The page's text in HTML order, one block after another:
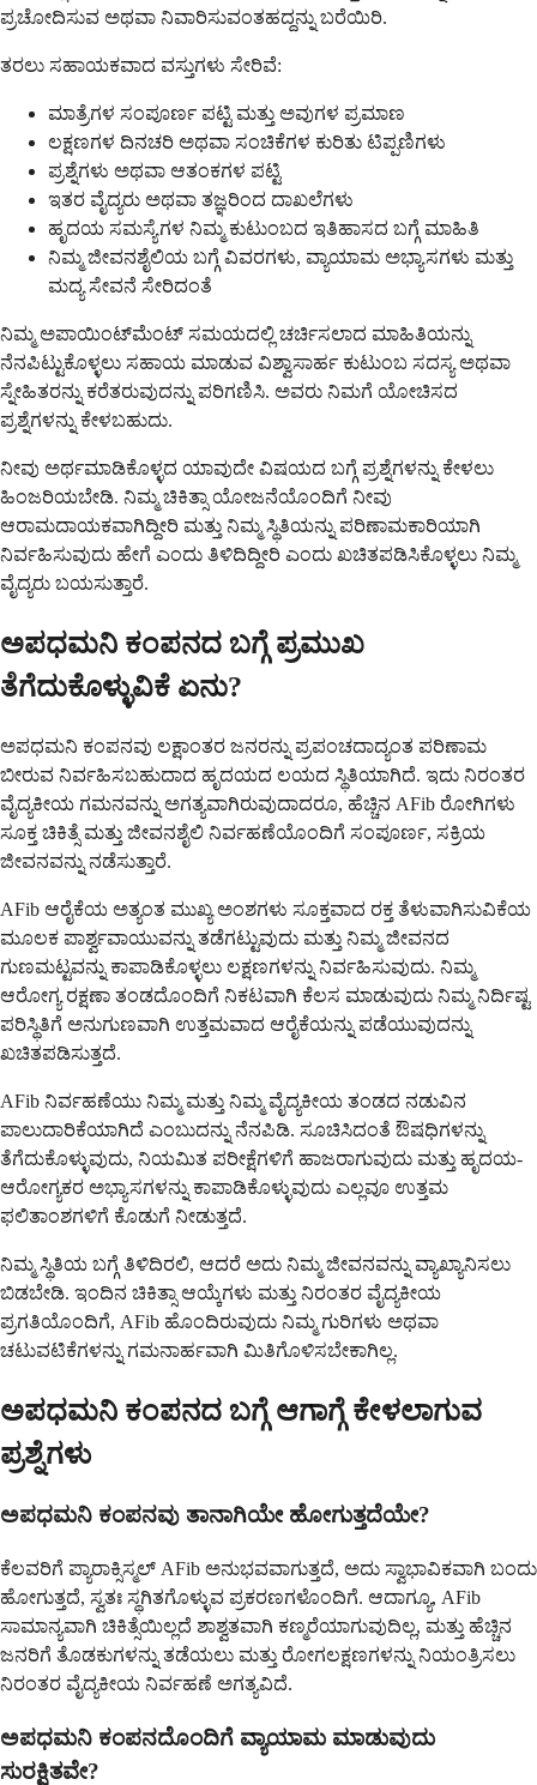
ಪ್ರಚೋದಿಸುವ ಅಥವಾ ನಿವಾರಿಸುವಂತಹದ್ದನ್ನು ಬರೆಯಿರಿ.
ತರಲು ಸಹಾಯಕವಾದ ವಸ್ತುಗಳು ಸೇರಿವೆ:
ಮಾತ್ರೆಗಳ ಸಂಪೂರ್ಣ ಪಟ್ಟಿ ಮತ್ತು ಅವುಗಳ ಪ್ರಮಾಣ
ಲಕ್ಷಣಗಳ ದಿನಚರಿ ಅಥವಾ ಸಂಚಿಕೆಗಳ ಕುರಿತು ಟಿಪ್ಪಣಿಗಳು
ಪ್ರಶ್ನೆಗಳು ಅಥವಾ ಆತಂಕಗಳ ಪಟ್ಟಿ
ಇತರ ವೈದ್ಯರು ಅಥವಾ ತಜ್ಞರಿಂದ ದಾಖಲೆಗಳು
ಹೃದಯ ಸಮಸ್ಯೆಗಳ ನಿಮ್ಮ ಕುಟುಂಬದ ಇತಿಹಾಸದ ಬಗ್ಗೆ ಮಾಹಿತಿ
ನಿಮ್ಮ ಜೀವನಶೈಲಿಯ ಬಗ್ಗೆ ವಿವರಗಳು, ವ್ಯಾಯಾಮ ಅಭ್ಯಾಸಗಳು ಮತ್ತು
ಮದ್ಯ ಸೇವನೆ ಸೇರಿದಂತೆ
ನಿಮ್ಮ ಅಪಾಯಿಂಟ್‌ಮೆಂಟ್ ಸಮಯದಲ್ಲಿ ಚರ್ಚಿಸಲಾದ ಮಾಹಿತಿಯನ್ನು
ನೆನಪಿಟ್ಟುಕೊಳ್ಳಲು ಸಹಾಯ ಮಾಡುವ ವಿಶ್ವಾಸಾರ್ಹ ಕುಟುಂಬ ಸದಸ್ಯ ಅಥವಾ
ಸ್ನೇಹಿತರನ್ನು ಕರೆತರುವುದನ್ನು ಪರಿಗಣಿಸಿ. ಅವರು ನಿಮಗೆ ಯೋಚಿಸದ
ಪ್ರಶ್ನೆಗಳನ್ನು ಕೇಳಬಹುದು.
ನೀವು ಅರ್ಥಮಾಡಿಕೊಳ್ಳದ ಯಾವುದೇ ವಿಷಯದ ಬಗ್ಗೆ ಪ್ರಶ್ನೆಗಳನ್ನು ಕೇಳಲು
ಹಿಂಜರಿಯಬೇಡಿ. ನಿಮ್ಮ ಚಿಕಿತ್ಸಾ ಯೋಜನೆಯೊಂದಿಗೆ ನೀವು
ಆರಾಮದಾಯಕವಾಗಿದ್ದೀರಿ ಮತ್ತು ನಿಮ್ಮ ಸ್ಥಿತಿಯನ್ನು ಪರಿಣಾಮಕಾರಿಯಾಗಿ
ನಿರ್ವಹಿಸುವುದು ಹೇಗೆ ಎಂದು ತಿಳಿದಿದ್ದೀರಿ ಎಂದು ಖಚಿತಪಡಿಸಿಕೊಳ್ಳಲು ನಿಮ್ಮ
ವೈದ್ಯರು ಬಯಸುತ್ತಾರೆ.
ಅಪಧಮನಿ ಕಂಪನದ ಬಗ್ಗೆ ಪ್ರಮುಖ
ತೆಗೆದುಕೊಳ್ಳುವಿಕೆ ಏನು?
ಅಪಧಮನಿ ಕಂಪನವು ಲಕ್ಷಾಂತರ ಜನರನ್ನು ಪ್ರಪಂಚದಾದ್ಯಂತ ಪರಿಣಾಮ
ಬೀರುವ ನಿರ್ವಹಿಸಬಹುದಾದ ಹೃದಯದ ಲಯದ ಸ್ಥಿತಿಯಾಗಿದೆ. ಇದು ನಿರಂತರ
ವೈದ್ಯಕೀಯ ಗಮನವನ್ನು ಅಗತ್ಯವಾಗಿರುವುದಾದರೂ, ಹೆಚ್ಚಿನ AFib ರೋಗಿಗಳು
ಸೂಕ್ತ ಚಿಕಿತ್ಸೆ ಮತ್ತು ಜೀವನಶೈಲಿ ನಿರ್ವಹಣೆಯೊಂದಿಗೆ ಸಂಪೂರ್ಣ, ಸಕ್ರಿಯ
ಜೀವನವನ್ನು ನಡೆಸುತ್ತಾರೆ.
AFib ಆರೈಕೆಯ ಅತ್ಯಂತ ಮುಖ್ಯ ಅಂಶಗಳು ಸೂಕ್ತವಾದ ರಕ್ತ ತೆಳುವಾಗಿಸುವಿಕೆಯ
ಮೂಲಕ ಪಾರ್ಶ್ವವಾಯುವನ್ನು ತಡೆಗಟ್ಟುವುದು ಮತ್ತು ನಿಮ್ಮ ಜೀವನದ
ಗುಣಮಟ್ಟವನ್ನು ಕಾಪಾಡಿಕೊಳ್ಳಲು ಲಕ್ಷಣಗಳನ್ನು ನಿರ್ವಹಿಸುವುದು. ನಿಮ್ಮ
ಆರೋಗ್ಯ ರಕ್ಷಣಾ ತಂಡದೊಂದಿಗೆ ನಿಕಟವಾಗಿ ಕೆಲಸ ಮಾಡುವುದು ನಿಮ್ಮ ನಿರ್ದಿಷ್ಟ
ಪರಿಸ್ಥಿತಿಗೆ ಅನುಗುಣವಾಗಿ ಉತ್ತಮವಾದ ಆರೈಕೆಯನ್ನು ಪಡೆಯುವುದನ್ನು
ಖಚಿತಪಡಿಸುತ್ತದೆ.
AFib ನಿರ್ವಹಣೆಯು ನಿಮ್ಮ ಮತ್ತು ನಿಮ್ಮ ವೈದ್ಯಕೀಯ ತಂಡದ ನಡುವಿನ
ಪಾಲುದಾರಿಕೆಯಾಗಿದೆ ಎಂಬುದನ್ನು ನೆನಪಿಡಿ. ಸೂಚಿಸಿದಂತೆ ಔಷಧಿಗಳನ್ನು
ತೆಗೆದುಕೊಳ್ಳುವುದು, ನಿಯಮಿತ ಪರೀಕ್ಷೆಗಳಿಗೆ ಹಾಜರಾಗುವುದು ಮತ್ತು ಹೃದಯ-
ಆರೋಗ್ಯಕರ ಅಭ್ಯಾಸಗಳನ್ನು ಕಾಪಾಡಿಕೊಳ್ಳುವುದು ಎಲ್ಲವೂ ಉತ್ತಮ
ಫಲಿತಾಂಶಗಳಿಗೆ ಕೊಡುಗೆ ನೀಡುತ್ತದೆ.
ನಿಮ್ಮ ಸ್ಥಿತಿಯ ಬಗ್ಗೆ ತಿಳಿದಿರಲಿ, ಆದರೆ ಅದು ನಿಮ್ಮ ಜೀವನವನ್ನು ವ್ಯಾಖ್ಯಾನಿಸಲು
ಬಿಡಬೇಡಿ. ಇಂದಿನ ಚಿಕಿತ್ಸಾ ಆಯ್ಕೆಗಳು ಮತ್ತು ನಿರಂತರ ವೈದ್ಯಕೀಯ
ಪ್ರಗತಿಯೊಂದಿಗೆ, AFib ಹೊಂದಿರುವುದು ನಿಮ್ಮ ಗುರಿಗಳು ಅಥವಾ
ಚಟುವಟಿಕೆಗಳನ್ನು ಗಮನಾರ್ಹವಾಗಿ ಮಿತಿಗೊಳಿಸಬೇಕಾಗಿಲ್ಲ.
ಅಪಧಮನಿ ಕಂಪನದ ಬಗ್ಗೆ ಆಗಾಗ್ಗೆ ಕೇಳಲಾಗುವ
ಪ್ರಶ್ನೆಗಳು
ಅಪಧಮನಿ ಕಂಪನವು ತಾನಾಗಿಯೇ ಹೋಗುತ್ತದೆಯೇ?
ಕೆಲವರಿಗೆ ಪ್ಯಾರಾಕ್ಸಿಸ್ಮಲ್ AFib ಅನುಭವವಾಗುತ್ತದೆ, ಅದು ಸ್ವಾಭಾವಿಕವಾಗಿ ಬಂದು
ಹೋಗುತ್ತದೆ, ಸ್ವತಃ ಸ್ಥಗಿತಗೊಳ್ಳುವ ಪ್ರಕರಣಗಳೊಂದಿಗೆ. ಆದಾಗ್ಯೂ, AFib
ಸಾಮಾನ್ಯವಾಗಿ ಚಿಕಿತ್ಸೆಯಿಲ್ಲದೆ ಶಾಶ್ವತವಾಗಿ ಕಣ್ಮರೆಯಾಗುವುದಿಲ್ಲ, ಮತ್ತು ಹೆಚ್ಚಿನ
ಜನರಿಗೆ ತೊಡಕುಗಳನ್ನು ತಡೆಯಲು ಮತ್ತು ರೋಗಲಕ್ಷಣಗಳನ್ನು ನಿಯಂತ್ರಿಸಲು
ನಿರಂತರ ವೈದ್ಯಕೀಯ ನಿರ್ವಹಣೆ ಅಗತ್ಯವಿದೆ.
ಅಪಧಮನಿ ಕಂಪನದೊಂದಿಗೆ ವ್ಯಾಯಾಮ ಮಾಡುವುದು
ಸುರಕ್ಷಿತವೇ?